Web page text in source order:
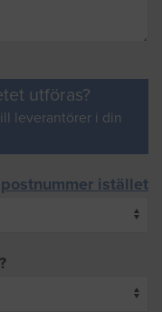
utföras?
leverantörer i din
istället